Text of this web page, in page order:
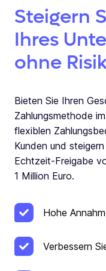
Steigern
Ihres
ohne
Bieten Sie Ihren
Zahlungsmethode
flexiblen
Kunden und
Echtzeit-Freigabe
1 Million Euro.
Hohe
Verbessern